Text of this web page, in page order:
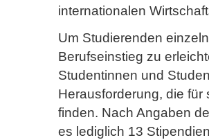
internationalen
Um Studierenden
Berufseinstieg zu
Studentinnen und
Herausforderung, die
finden. Nach Angaben
es lediglich 13